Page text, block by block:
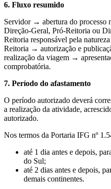
6. Fluxo resumido
Servidor → abertura do
Direção-Geral, Pró-Reitoria ou
Reitoria responsável pela
Reitoria → autorização e
realização da viagem →
comprobatória.
7. Período do afastamento
O período autorizado deverá
a realização da atividade,
autorizado.
Nos termos da Portaria IFG nº
até 1 dia antes e depois,
do Sul;
até 2 dias antes e depois,
demais continentes.